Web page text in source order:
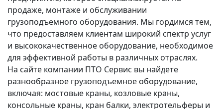
продаже, монтаже и обслуживании
грузоподъемного оборудования. Мы гордимся тем,
что предоставляем клиентам широкий спектр услуг
и высококачественное оборудование, необходимое
для эффективной работы в различных отраслях.
На сайте компании ПТО Сервис вы найдете
разнообразное грузоподъемное оборудование,
включая: мостовые краны, козловые краны,
консольные краны, кран балки, электротельферы и